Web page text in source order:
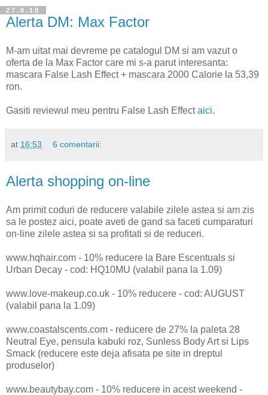
27.8.10
Alerta DM: Max Factor
M-am uitat mai devreme pe catalogul DM si am vazut o
oferta de la Max Factor care mi s-a parut interesanta:
mascara False Lash Effect + mascara 2000 Calorie la 53,39
ron.
Gasiti reviewul meu pentru False Lash Effectaici.
at 16:53 6 comentarii:
Alerta shopping on-line
Am primit coduri de reducere valabile zilele astea si am zis
sa le postez aici, poate aveti de gand sa faceti cumparaturi
on-line zilele astea si sa profitati si de reduceri.
www.hqhair.com - 10% reducere la Bare Escentuals si
Urban Decay - cod: HQ10MU (valabil pana la 1.09)
www.love-makeup.co.uk - 10% reducere - cod: AUGUST
(valabil pana la 1.09)
www.coastalscents.com - reducere de 27% la paleta 28
Neutral Eye, pensula kabuki roz, Sunless Body Art si Lips
Smack (reducere este deja afisata pe site in dreptul
produselor)
www.beautybay.com - 10% reducere in acest weekend -